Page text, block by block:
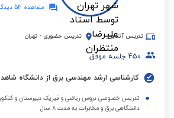
مشاهده 53 دیدگاه
تدریس آنلاین تدریس حضوری - تهران
450 جلسه موفق
کارشناسی ارشد مهندسی برق از دانشگاه شاهد
دانشگاهی برق و مخابرات به مدت 8 سال